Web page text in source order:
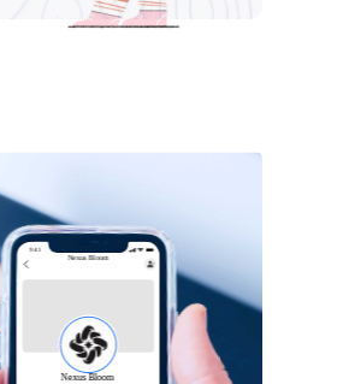
9:41
Nexus
Bloom
Nexus
Bloom